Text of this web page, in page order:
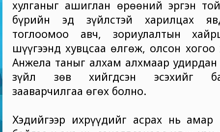
хулганыг ашиглан өрөөний эргэн
бүрийн эд зүйлстэй харилцах
тоглоомоо авч, зориулалтын
шүүгээнд хувцсаа өлгөж, олсон хогоо
Анжела таныг алхам алхмаар удирдан
зүйл зөв хийгдсэн эсэхийг
зааварчилгаа өгөх болно.
Хэдийгээр ихрүүдийг асрах нь амар